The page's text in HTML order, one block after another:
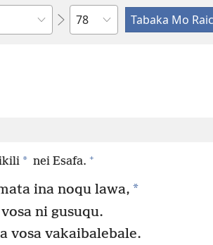
Wase
* nei Esafa. +
ina noqu lawa, *
ni gusuqu.
vosa vakaibalebale.